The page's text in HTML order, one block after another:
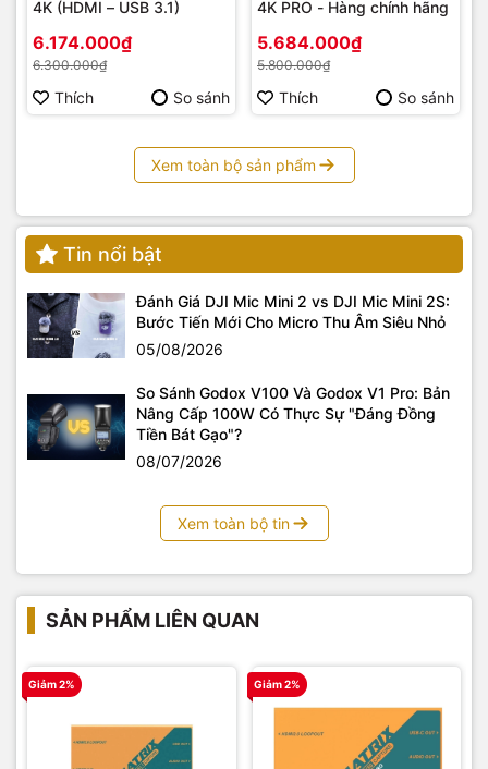
4K (HDMI – USB 3.1)
6.174.000₫
6.300.000₫
Thích So sánh
4K PRO - Hàng chính hãng
5.684.000₫
5.800.000₫
Thích So sánh
Xem toàn bộ sản phẩm
Tin nổi bật
Đánh Giá DJI Mic Mini 2 vs DJI Mic Mini 2S:
Bước Tiến Mới Cho Micro Thu Âm Siêu Nhỏ
05/08/2026
So Sánh Godox V100 Và Godox V1 Pro: Bản
Nâng Cấp 100W Có Thực Sự "Đáng Đồng
Tiền Bát Gạo"?
08/07/2026
Xem toàn bộ tin
SẢN PHẨM LIÊN QUAN
Giảm 2% Giảm 2%